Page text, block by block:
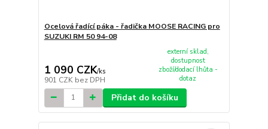
Ocelová řadící páka - řadička MOOSE RACING pro
SUZUKI RM 50 94-08
1 090 CZK/ks
901 CZK bez DPH
externí sklad,
dostupnost
zboží/dodací lhůta -
dotaz
Přidat do košíku